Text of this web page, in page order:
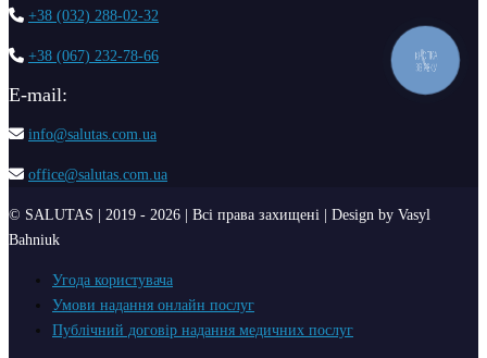
+38 (032) 288-02-32
+38 (067) 232-78-66
Е-mail:
info@salutas.com.ua
office@salutas.com.ua
© SALUTAS | 2019 - 2026 | Всі права захищені | Design by Vasyl
Bahniuk
Угода користувача
Умови надання онлайн послуг
Публічний договір надання медичних послуг
КНОПКА
ЗВ'ЯЗКУ